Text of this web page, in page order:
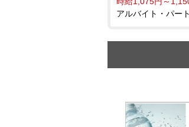
アルバイト・パー